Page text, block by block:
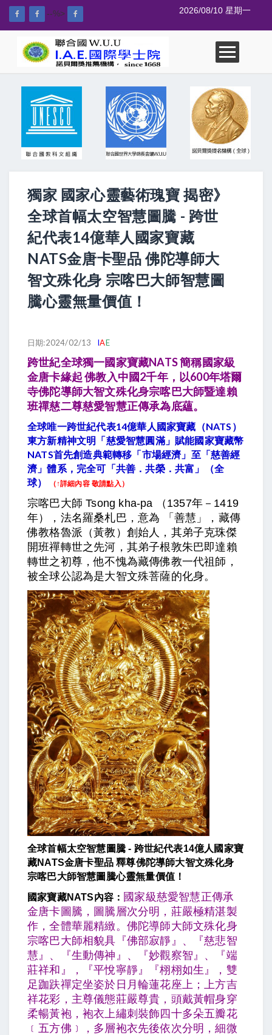
--%> 2026/08/10 星期一
獨家 國家心靈藝術瑰寶 揭密》
全球首幅太空智慧圖騰 - 跨世
紀代表14億華人國家寶藏
NATS金唐卡聖品 佛陀導師大
智文殊化身 宗喀巴大師智慧圖
騰心靈無量價值！
日期:2024/02/13 IAE
跨世紀全球獨一國家寶藏NATS 簡稱國家級
金唐卡緣起 佛教入中國2千年，以600年塔爾
寺佛陀導師大智文殊化身宗喀巴大師暨達賴
班禪慈二尊慈愛智慧正傳承為底蘊。
全球唯一跨世紀代表14億華人國家寶藏（NATS ）
東方新精神文明「慈愛智慧圓滿」賦能國家寶藏幣
NATS首先創造典範轉移「市場經濟」至「慈善經
濟」體系，完全可「共善．共榮．共富」（全
球）
（↑詳細內容 敬請點入）
宗喀巴大師 Tsong kha-pa （1357年－1419
年），法名羅桑札巴，意為 「善慧」，藏傳
佛教格魯派（黃教）創始人，其弟子克珠傑
開班禪轉世之先河，其弟子根敦朱巴即達賴
轉世之初尊，他不愧為藏傳佛教一代祖師，
被全球公認為是大智文殊菩薩的化身。
全球首幅太空智慧圖騰 - 跨世紀代表14億人國家寶
藏NATS金唐卡聖品 釋尊佛陀導師大智文殊化身
宗喀巴大師智慧圖騰心靈無量價值！
國家寶藏NATS內容： 國家級慈愛智慧正傳承
金唐卡圖騰，圖騰層次分明，莊嚴極精湛製
作，全體華麗精緻。佛陀導師大師文殊化身
宗喀巴大師相貌具『佛部寂靜』、『慈悲智
慧』、『生動傳神』、『妙觀察智』、『端
莊祥和』，『平悅寧靜』『栩栩如生』，雙
足跏趺禪定坐姿於日月輪蓮花座上；上方吉
祥花彩，主尊儀態莊嚴尊貴，頭戴黃帽身穿
柔暢黃袍，袍衣上繡刺裝飾四十多朵五瓣花
﹝五方佛﹞，多層袍衣先後依次分明，細微